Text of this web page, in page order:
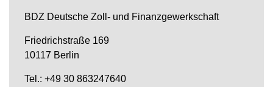
BDZ Deutsche Zoll- und Finanzgewerkschaft
Friedrichstraße 169
10117 Berlin
Tel.: +49 30 863247640